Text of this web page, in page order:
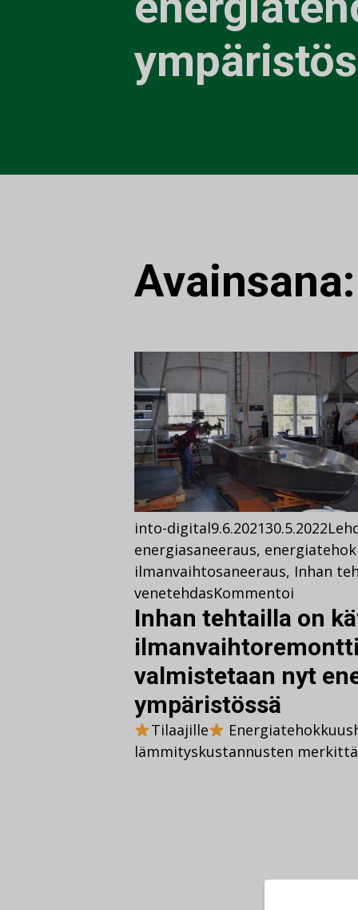
into-digital9.6.202130.5.2022
energiasaneeraus,
ilmanvaihtosaneeraus, Inhan
venetehdasKommentoi
Inhan tehtailla on
valmistetaan nyt
ympäristössä
Tilaajille
lämmityskustannusten